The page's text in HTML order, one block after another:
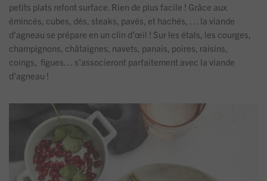
petits plats refont surface. Rien de plus facile ! Grâce aux
émincés, cubes, dés, steaks, pavés, et hachés, … la viande
d’agneau se prépare en un clin d’œil ! Sur les étals, les courges,
champignons, châtaignes, navets, panais, poires, raisins,
coings, figues… s’associeront parfaitement avec la viande
d’agneau !